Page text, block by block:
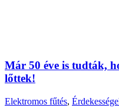
Már 50 éve is tudták,
lőttek!
Elektromos fűtés,